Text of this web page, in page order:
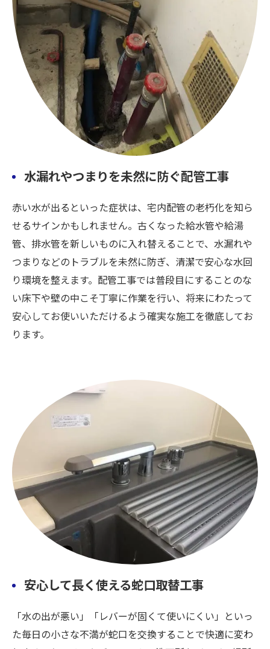
水漏れやつまりを未然に防ぐ配管工事
赤い水が出るといった症状は、宅内配管の老朽化を知ら
せるサインかもしれません。古くなった給水管や給湯
管、排水管を新しいものに入れ替えることで、水漏れや
つまりなどのトラブルを未然に防ぎ、清潔で安心な水回
り環境を整えます。配管工事では普段目にすることのな
い床下や壁の中こそ丁寧に作業を行い、将来にわたって
安心してお使いいただけるよう確実な施工を徹底してお
ります。
安心して長く使える蛇口取替工事
「水の出が悪い」「レバーが固くて使いにくい」といっ
た毎日の小さな不満が蛇口を交換することで快適に変わ
無料相談はこちら